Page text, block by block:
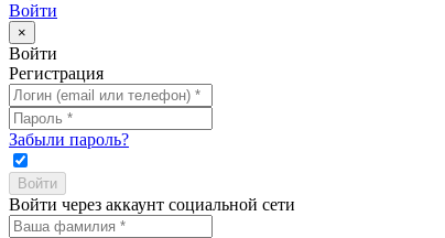
Войти
×
Войти
Регистрация
Забыли пароль?
Войти через аккаунт социальной сети